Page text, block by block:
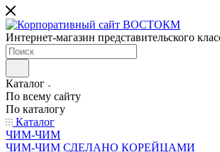
Интернет-магазин представительского
Каталог
По всему сайту
По каталогу
Каталог
ЧИМ-ЧИМ
ЧИМ-ЧИМ СДЕЛАНО КОРЕЙЦАМИ